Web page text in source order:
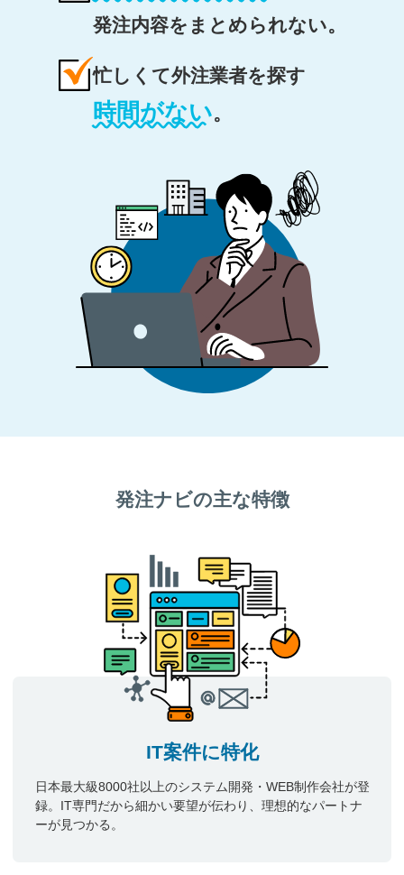
発注内容をまとめられない。
忙しくて外注業者を探す
時間がない。
発注ナビの主な特徴
IT案件に特化
日本最大級8000社以上のシステム開発・WEB制作会社が登
録。IT専門だから細かい要望が伝わり、理想的なパートナ
ーが見つかる。